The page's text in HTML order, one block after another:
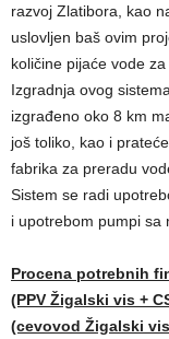
razvoj Zlatibora, kao
uslovljen baš ovim
količine pijaće vode
Izgradnja ovog
izgrađeno oko 8 km
još toliko, kao i
fabrika za preradu
Sistem se radi
i upotrebom pumpi sa
Procena potrebnih
(PPV Žigalski vis +
(cevovod Žigalski